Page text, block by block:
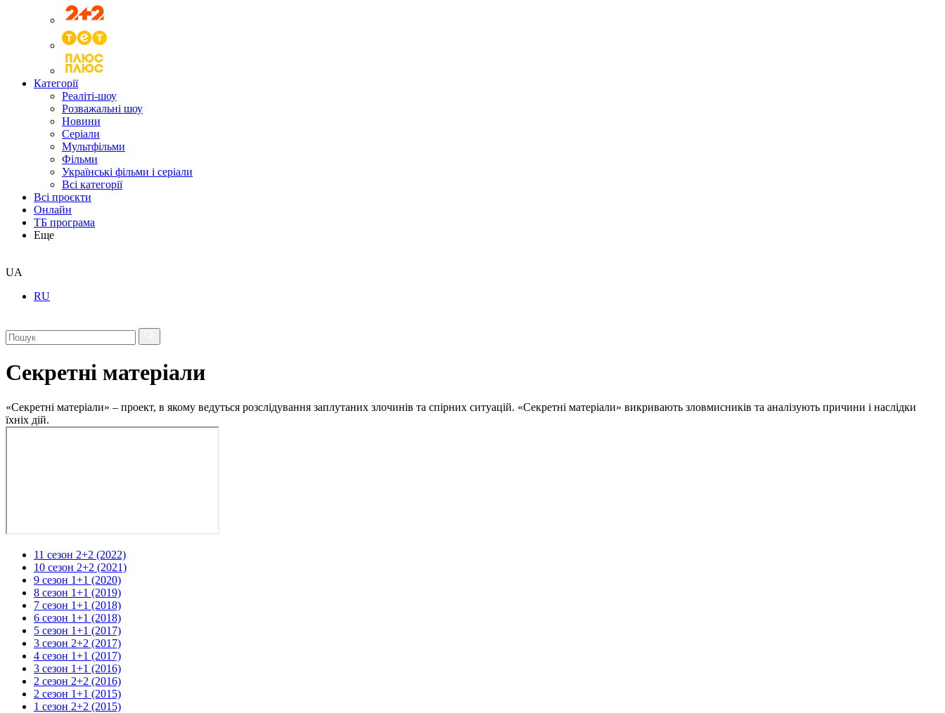
Категорії
Реаліті-шоу
Розважальні шоу
Новини
Серіали
Мультфільми
Фільми
Українські фільми і серіали
Всі категорії
Всі проєкти
Онлайн
ТБ програма
Еще
UA
RU
Секретні матеріали
«Секретні матеріали» – проект, в якому ведуться розслідування заплутаних злочинів та спірних ситуацій. «Секретні матеріали» викривають зловмисників та аналізують причини і наслідки
їхніх дій.
11 сезон 2+2 (2022)
10 сезон 2+2 (2021)
9 сезон 1+1 (2020)
8 сезон 1+1 (2019)
7 сезон 1+1 (2018)
6 сезон 1+1 (2018)
5 сезон 1+1 (2017)
3 сезон 2+2 (2017)
4 сезон 1+1 (2017)
3 сезон 1+1 (2016)
2 сезон 2+2 (2016)
2 сезон 1+1 (2015)
1 сезон 2+2 (2015)